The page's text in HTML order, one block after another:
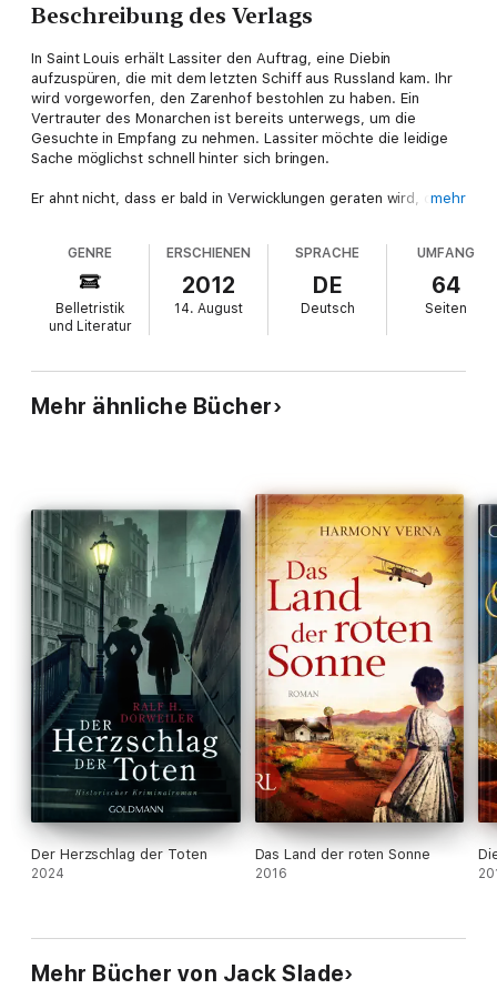
Beschreibung des Verlags
In Saint Louis erhält Lassiter den Auftrag, eine Diebin
aufzuspüren, die mit dem letzten Schiff aus Russland kam. Ihr
wird vorgeworfen, den Zarenhof bestohlen zu haben. Ein
Vertrauter des Monarchen ist bereits unterwegs, um die
Gesuchte in Empfang zu nehmen. Lassiter möchte die leidige
Sache möglichst schnell hinter sich bringen.
Er ahnt nicht, dass er bald in Verwicklungen geraten wird, die
scheint; vor allem nicht, wenn es um Politik geht...
mehr
GENRE
Belletristik
und Literatur
ERSCHIENEN
2012
14. August
SPRACHE
DE
Deutsch
UMFANG
64
Seiten
Mehr ähnliche Bücher
Der Herzschlag der Toten
2024
Das Land der roten Sonne
2016
Mehr Bücher von Jack Slade